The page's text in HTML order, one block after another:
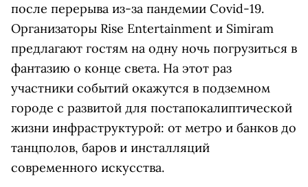
после перерыва из-за пандемии Covid-19.
Организаторы Rise Entertainment и Simiram
предлагают гостям на одну ночь погрузиться в
фантазию о конце света. На этот раз
участники событий окажутся в подземном
городе с развитой для постапокалиптической
жизни инфраструктурой: от метро и банков до
танцполов, баров и инсталляций
современного искусства.